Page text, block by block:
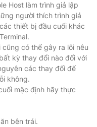
Host làm trình giả lập
người thích trình giả
thiết bị đầu cuối khác
có thể gây ra lỗi nêu
kỳ thay đổi nào đối với
các thay đổi để
không.
mặc định hãy thực
bên trái.